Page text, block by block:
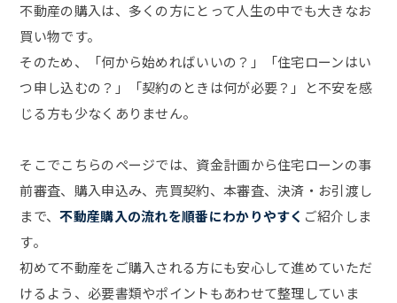
不動産の購入は、多くの方にとって人生の中でも大きなお
買い物です。
そのため、「何から始めればいいの？」「住宅ローンはい
つ申し込むの？」「契約のときは何が必要？」と不安を感
じる方も少なくありません。
そこでこちらのページでは、資金計画から住宅ローンの事
前審査、購入申込み、売買契約、本審査、決済・お引渡し
まで、不動産購入の流れを順番にわかりやすく ご紹介しま
す。
初めて不動産をご購入される方にも安心して進めていただ
けるよう、必要書類やポイントもあわせて整理していま